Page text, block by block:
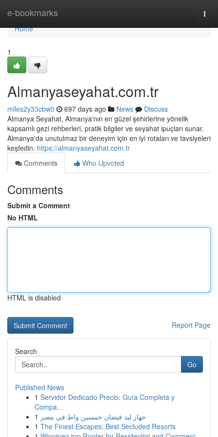
e-bookmarks
Home
Home
1
Almanyaseyahat.com.tr
miles2y33cbw0 697 days ago News
Discuss
Almanya Seyahat, Almanya'nın en güzel şehirlerine yönelik
kapsamlı gezi rehberleri, pratik bilgiler ve seyahat ipuçları sunar.
Almanya'da unutulmaz bir deneyim için en iyi rotaları ve tavsiyeleri
keşfedin. https://almanyaseyahat.com.tr
Comments
Who Upvoted
Comments
Submit a Comment
No HTML
HTML is disabled
Report Page
Search
Go
Published News
1 Servidor Dedicado Precio: Guía Completa y
Compa...
1 جهاز ليد فيضان خمسين واط في مصر
1 The Finest Escapes: Best Secluded Resorts